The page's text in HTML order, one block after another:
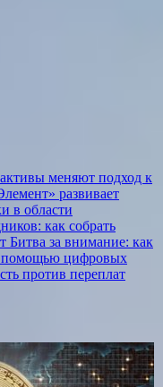
меняют подход к
развивает
в области
как собрать
Битва за внимание: как
помощью цифровых
против переплат